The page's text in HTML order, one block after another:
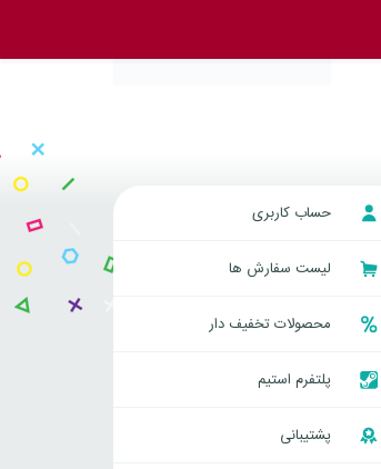
حساب کاربری
لیست سفارش ها
محصولات تخفیف دار
پلتفرم استیم
پشتیبانی